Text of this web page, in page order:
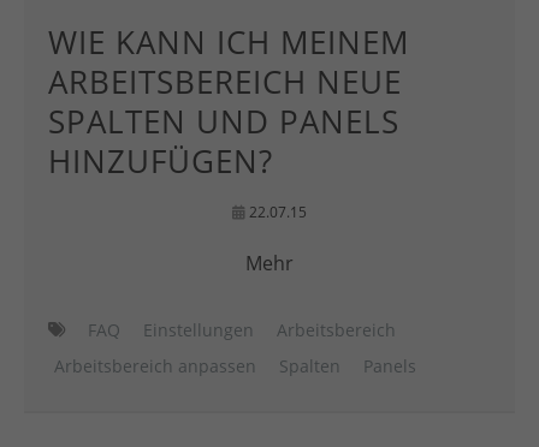
WIE KANN ICH MEINEM
ARBEITSBEREICH NEUE
SPALTEN UND PANELS
HINZUFÜGEN?
22.07.15
Mehr
FAQ Einstellungen
Arbeitsbereich
Arbeitsbereich anpassen
Spalten Panels